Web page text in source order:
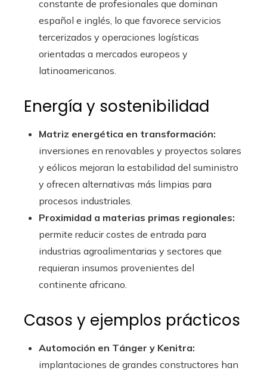
constante de profesionales que dominan
español e inglés, lo que favorece servicios
tercerizados y operaciones logísticas
orientadas a mercados europeos y
latinoamericanos.
Energía y sostenibilidad
Matriz energética en transformación:
inversiones en renovables y proyectos solares
y eólicos mejoran la estabilidad del suministro
y ofrecen alternativas más limpias para
procesos industriales.
Proximidad a materias primas regionales:
permite reducir costes de entrada para
industrias agroalimentarias y sectores que
requieran insumos provenientes del
continente africano.
Casos y ejemplos prácticos
Automoción en Tánger y Kenitra:
implantaciones de grandes constructores han